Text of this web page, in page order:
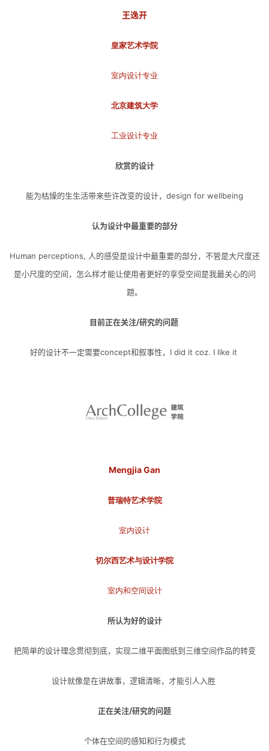
王逸开
皇家艺术学院
室内设计专业
北京建筑大学
工业设计专业
欣赏的设计
能为枯燥的⽣生活带来些许改变的设计，design for wellbeing
认为设计中最重要的部分
Human perceptions, 人的感受是设计中最重要的部分，不管是大尺度还
是小尺度的空间，怎么样才能让使用者更好的享受空间是我最关心的问
题。
目前正在关注/研究的问题
好的设计不一定需要concept和叙事性，I did it coz. I like it
Mengjia Gan
普瑞特艺术学院
室内设计
切尔西艺术与设计学院
室内和空间设计
所认为好的设计
把简单的设计理念贯彻到底，实现二维平面图纸到三维空间作品的转变
设计就像是在讲故事，逻辑清晰，才能引人入胜
正在关注/研究的问题
个体在空间的感知和行为模式